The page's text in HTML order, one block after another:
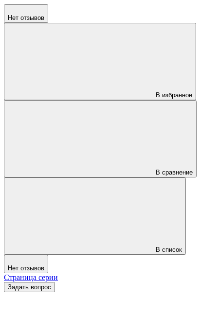
Нет отзывов
В избранное
В сравнение
В список
Нет отзывов
Страница серии
Задать вопрос